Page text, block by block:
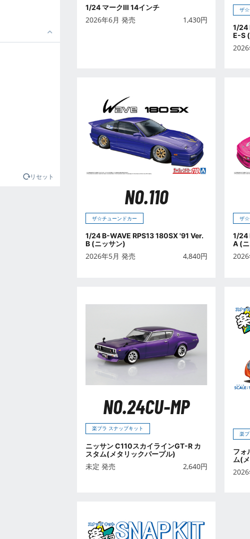
リセット
1/24 マークⅢ 14インチ
2026年6月 発売 1,430円
ザ☆
1/24
E-S
NO.110
ザ☆チューンドカー
1/24 B-WAVE RPS13 180SX '91 Ver.
B (ニッサン)
2026年5月 発売 4,840円
ザ☆
1/24
A (
NO.24CU-MP
楽プラ スナップキット
ニッサン C110スカイラインGT-R カ
スタム(メタリックパープル)
未定 発売 2,640円
楽
フォ
ム(